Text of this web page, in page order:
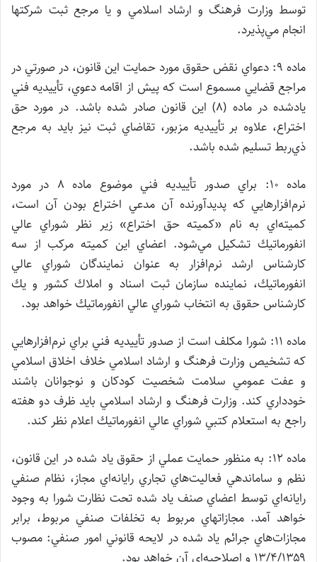
توسط وزارت فرهنگ و ارشاد اسلامي و يا مرجع ثبت شركتها
انجام مي‌پذيرد.
ماده ۹: دعواي نقض حقوق مورد حمايت اين قانون، در صورتي در
مراجع قضايي مسموع است كه پيش از اقامه دعوي، تأييديه فني
يادشده در ماده (۸) اين قانون صادر شده باشد. در مورد حق
اختراع، ‌علاوه بر تأييديه مزبور، تقاضاي ثبت نيز بايد به مرجع
ذي‌ربط تسليم شده باشد.
ماده ۱۰: براي صدور تأييديه فني موضوع ماده ۸ در مورد
نرم‌افزارهايي كه پديدآورنده آن مدعي اختراع بودن آن است،
كميته‌اي به نام «كميته حق اختراع» زير نظر شوراي عالي
انفورماتيك تشكيل مي‌شود. اعضاي اين كميته مركب از سه
كارشناس ارشد نرم‌افزار به عنوان نمايندگان شوراي عالي
انفورماتيك، ‌نماينده سازمان ثبت اسناد و املاك كشور و يك
كارشناس حقوق به انتخاب شوراي عالي انفورماتيك خواهد بود.
ماده ۱۱: شورا مكلف است از صدور تأييديه فني براي نرم‌افزارهايي
كه تشخيص وزارت فرهنگ و ارشاد اسلامي خلاف اخلاق اسلامي
و عفت عمومي سلامت شخصيت كودكان و نوجوانان باشند
خودداري كند. وزارت فرهنگ و ارشاد اسلامي بايد ظرف دو هفته
راجع به استعلام كتبي شوراي عالي انفورماتيك اعلام نظر كند.
ماده ۱۲: به منظور حمايت عملي از حقوق ياد شده در اين قانون،
نظم و ساماندهي فعاليت‌هاي تجاري رايانه‌اي مجاز، نظام صنفي
رايانه‌اي توسط اعضاي صنف ياد شده تحت نظارت شورا به وجود
خواهد آمد. مجازاتهاي مربوط به تخلفات صنفي مربوط، برابر
مجازات‌هاي جرائم ياد شده در لايحه قانوني امور صنفي: مصوب
۱۳/۴/۱۳۵۹ و اصلاحيه‌اي آن خواهد بود.